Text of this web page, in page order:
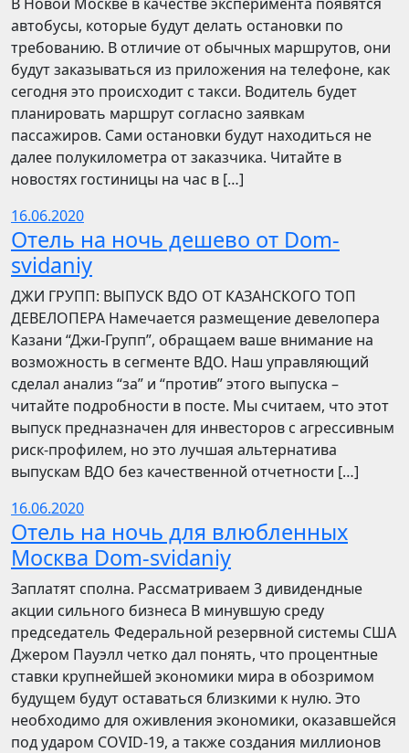
автобусы, которые будут делать остановки по
требованию. В отличие от обычных маршрутов, они
будут заказываться из приложения на телефоне, как
сегодня это происходит с такси. Водитель будет
планировать маршрут согласно заявкам
пассажиров. Сами остановки будут находиться не
далее полукилометра от заказчика. Читайте в
новостях гостиницы на час в […]
16.06.2020
Отель на ночь дешево от Dom-
svidaniy
​​ДЖИ ГРУПП: ВЫПУСК ВДО ОТ КАЗАНСКОГО ТОП
ДЕВЕЛОПЕРА Намечается размещение девелопера
Казани “Джи-Групп”, обращаем ваше внимание на
возможность в сегменте ВДО. Наш управляющий
сделал анализ “за” и “против” этого выпуска –
читайте подробности в посте. Мы считаем, что этот
выпуск предназначен для инвесторов с агрессивным
риск-профилем, но это лучшая альтернатива
выпускам ВДО без качественной отчетности […]
16.06.2020
Отель на ночь для влюбленных
Москва Dom-svidaniy
Заплатят сполна. Рассматриваем 3 дивидендные
акции сильного бизнеса В минувшую среду
председатель Федеральной резервной системы США
Джером Пауэлл четко дал понять, что процентные
ставки крупнейшей экономики мира в обозримом
будущем будут оставаться близкими к нулю. Это
необходимо для оживления экономики, оказавшейся
под ударом COVID-19, а также создания миллионов